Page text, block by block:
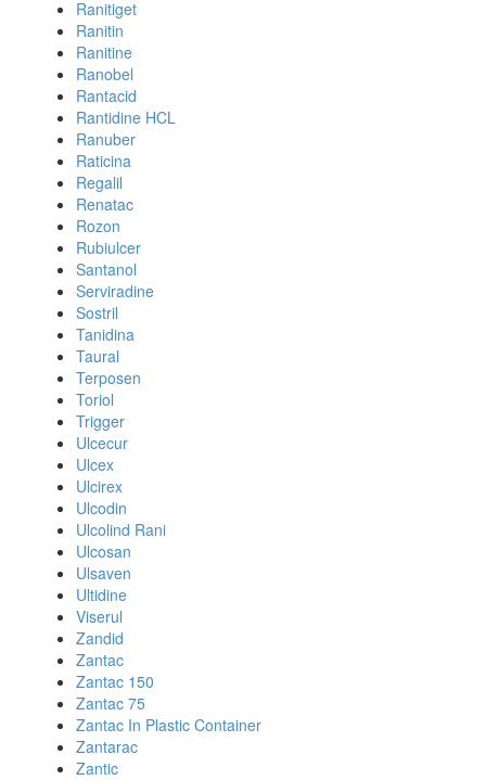
Ranitiget
Ranitin
Ranitine
Ranobel
Rantacid
Rantidine HCL
Ranuber
Raticina
Regalil
Renatac
Rozon
Rubiulcer
Santanol
Serviradine
Sostril
Tanidina
Taural
Terposen
Toriol
Trigger
Ulcecur
Ulcex
Ulcirex
Ulcodin
Ulcolind Rani
Ulcosan
Ulsaven
Ultidine
Viserul
Zandid
Zantac
Zantac 150
Zantac 75
Zantac In Plastic Container
Zantarac
Zantic